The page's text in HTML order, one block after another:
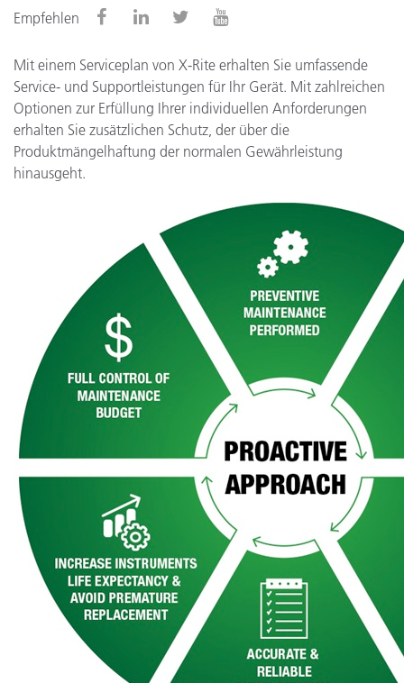
Empfehlen
Mit einem Serviceplan von X-Rite erhalten Sie umfassende
Service- und Supportleistungen für Ihr Gerät. Mit zahlreichen
Optionen zur Erfüllung Ihrer individuellen Anforderungen
erhalten Sie zusätzlichen Schutz, der über die
Produktmängelhaftung der normalen Gewährleistung
hinausgeht.